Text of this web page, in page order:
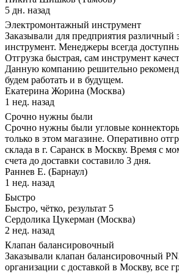
5 дн. назад
Электромонтажный инструмент
Заказывали для предприятия
инструмент. Менеджеры всегда
Отгрузка быстрая, сам инструмент
Данную компанию решительно
будем работать и в будущем.
Екатерина Жорина (Москва)
1 нед. назад
Срочно нужны были
Срочно нужны были угловые
только в этом магазине. Оперативно
склада в г. Саранск в Москву. Время с
счета до доставки составило 3 дня.
Раннев Е. (Барнаул)
1 нед. назад
Быстро
Быстро, чётко, результат 5
Сердолика Цукерман (Москва)
2 нед. назад
Клапан балансировочный
Заказывали клапан балансировочный
организации с доставкой в Москву, все